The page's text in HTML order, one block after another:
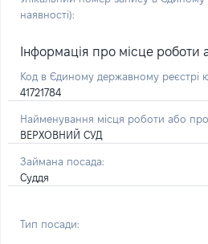
наявності):
Інформація про місце роботи
Код в Єдиному державному реєстрі
41721784
Найменування місця роботи або
ВЕРХОВНИЙ СУД
Займана посада:
Суддя
Тип посади: